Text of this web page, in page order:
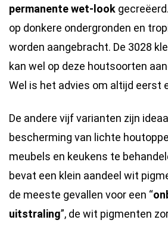
permanente wet-look
op donkere ondergronden en
worden aangebracht. De 3028
kan wel op deze houtsoorten
Wel is het advies om altijd eerst
De andere vijf varianten zijn
bescherming van lichte
meubels en keukens te
bevat een klein aandeel wit
de meeste gevallen voor een “
uitstraling”, de wit pigmenten